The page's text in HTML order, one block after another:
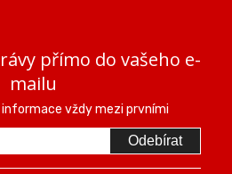
přímo do vašeho e-
mailu
vždy mezi prvními
Odebírat